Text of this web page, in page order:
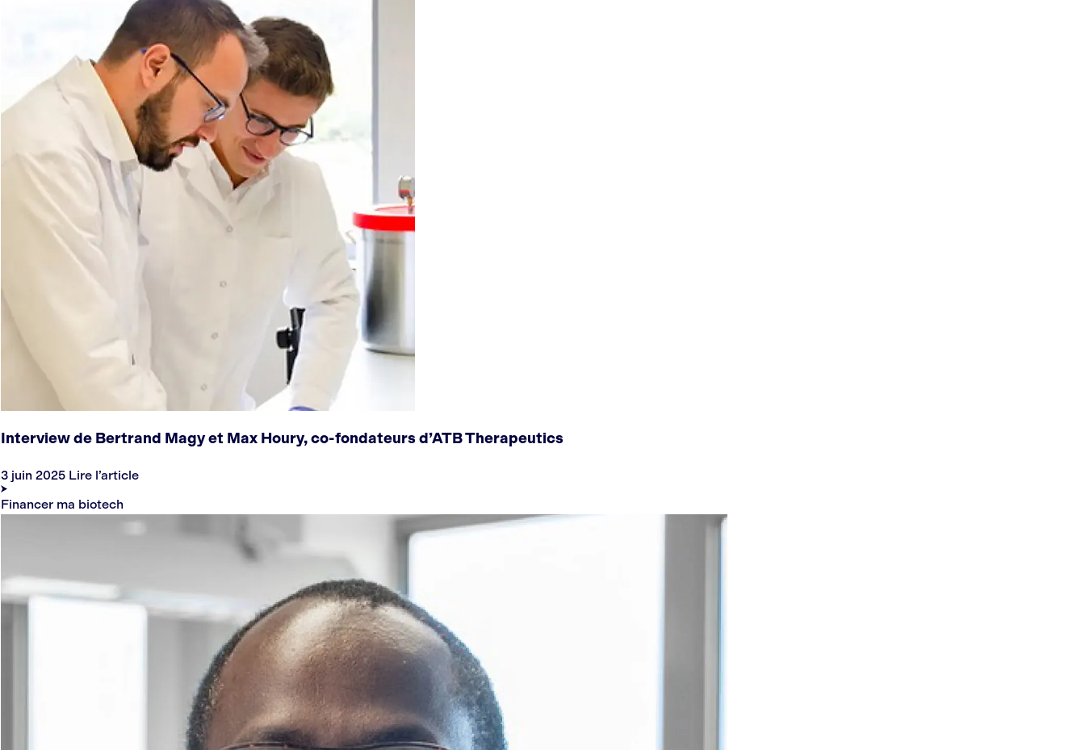
Interview de Bertrand Magy et Max Houry, co-fondateurs d’ATB Therapeutics
3 juin 2025 Lire l’article
Financer ma biotech